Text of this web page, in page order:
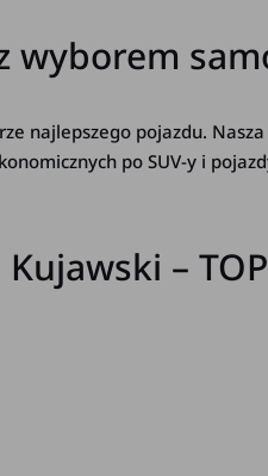
wyborem
najlepszego pojazdu.
po SUV-y i
–